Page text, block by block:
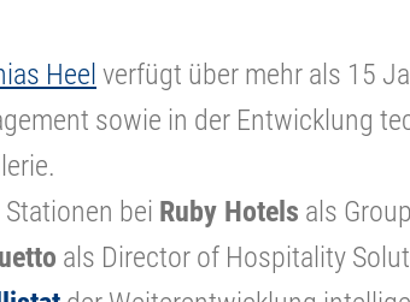
Heel verfügt über mehr als 15
sowie in der Entwicklung
Stationen bei Ruby Hotels als
als Director of Hospitality